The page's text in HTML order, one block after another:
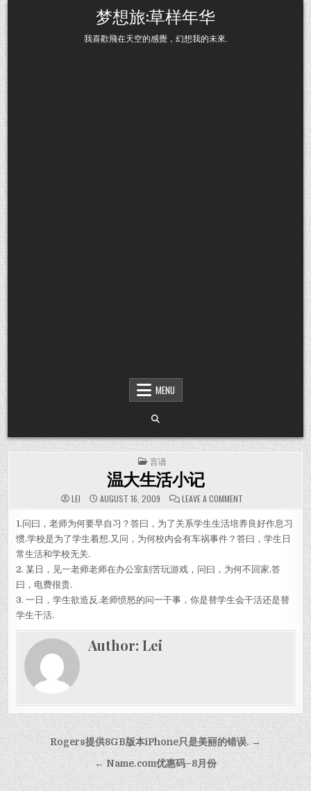
Skip to content 梦想旅:草样年华
我喜歡飛在天空的感覺，幻想我的未來.
MENU
POSTED IN
言语
温大生活小记
LEI AUGUST 16, 2009 LEAVE A COMMENT
1.问曰，老师为何要早自习？答曰，为了关系学生生活培养良好作息习
惯.学校是为了学生着想.又问，为何校内会有车祸事件？答曰，学生日
常生活和学校无关.
2. 某日，见一老师老师在办公室刻苦玩游戏，问曰，为何不回家.答
曰，电费很贵.
3. 一日，学生欲造反.老师愤怒的问一干事，你是替学生会干活还是替
学生干活.
Author:Lei
Post navigation
Rogers提供8GB版本iPhone只是美丽的错误. →
← Name.com优惠码–8月份